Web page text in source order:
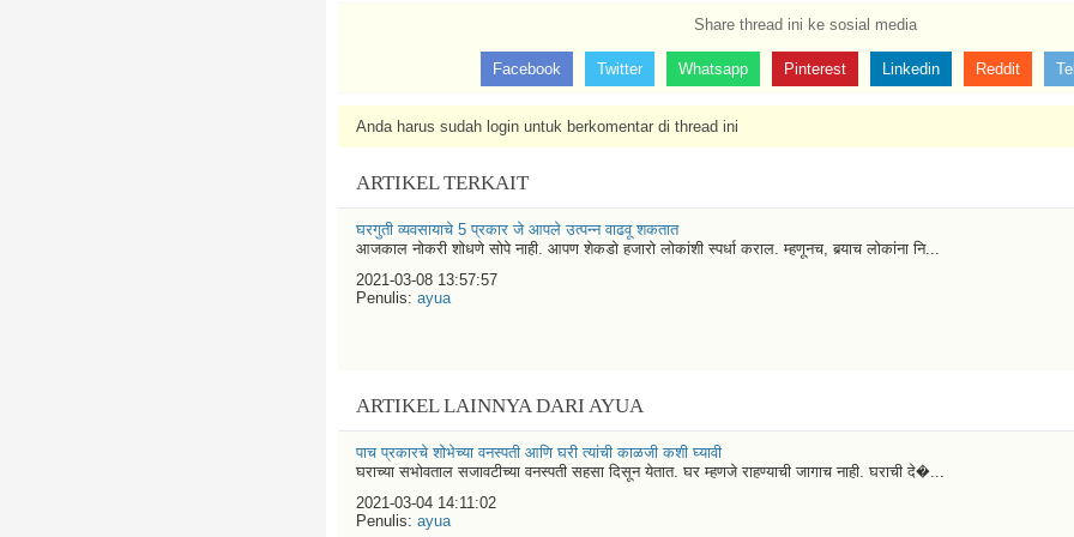
Share thread ini ke sosial media
Facebook Twitter Whatsapp Pinterest Linkedin Reddit
Anda harus sudah login untuk berkomentar di thread ini
ARTIKEL TERKAIT
घरगुती व्यवसायाचे 5 प्रकार जे आपले उत्पन्न वाढवू शकतात
आजकाल नोकरी शोधणे सोपे नाही. आपण शेकडो हजारो लोकांशी स्पर्धा कराल. म्हणूनच, बर्‍याच लोकांना नि...
2021-03-08 13:57:57
Penulis: ayua
ARTIKEL LAINNYA DARI AYUA
पाच प्रकारचे शोभेच्या वनस्पती आणि घरी त्यांची काळजी कशी घ्यावी
घराच्या सभोवताल सजावटीच्या वनस्पती सहसा दिसून येतात. घर म्हणजे राहण्याची जागाच नाही. घराची दे�...
2021-03-04 14:11:02
Penulis: ayua